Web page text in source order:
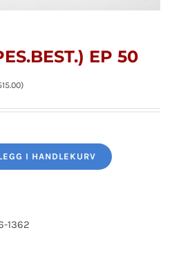
EP 50
)
I HANDLEKURV
1362